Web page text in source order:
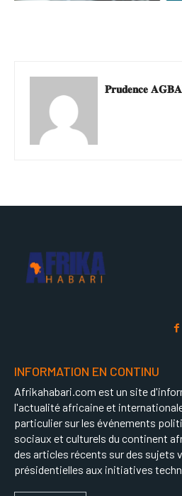
𝐏𝐫𝐮𝐝𝐞𝐧𝐜𝐞
INFORMATION EN CONTINU
Afrikahabari.com est un site
l'actualité africaine et
particulier sur les événements
sociaux et culturels du continent
des articles récents sur des sujets
présidentielles aux initiatives